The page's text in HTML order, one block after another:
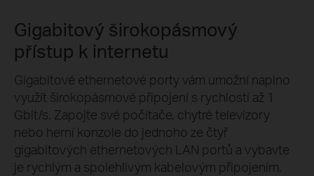
Gigabitový širokopásmový
přístup k internetu
Gigabitové ethernetové porty vám umožní naplno
využít širokopásmové připojení s rychlostí až 1
Gbit/s. Zapojte své počítače, chytré televizory
nebo herní konzole do jednoho ze čtyř
gigabitových ethernetových LAN portů a vybavte
je rychlým a spolehlivým kabelovým připojením.